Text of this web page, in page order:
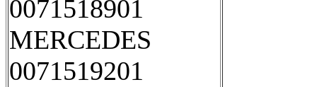
0071518901
MERCEDES
0071519201